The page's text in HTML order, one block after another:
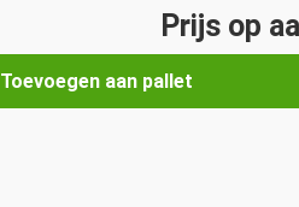
Prijs op
Toevoegen aan pallet